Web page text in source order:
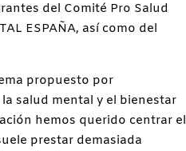
del Comité Pro Salud
ESPAÑA, así como del
propuesto por
salud mental y el bienestar
hemos querido centrar el
prestar demasiada